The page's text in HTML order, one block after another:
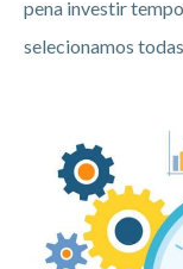
pena investir
selecionamos